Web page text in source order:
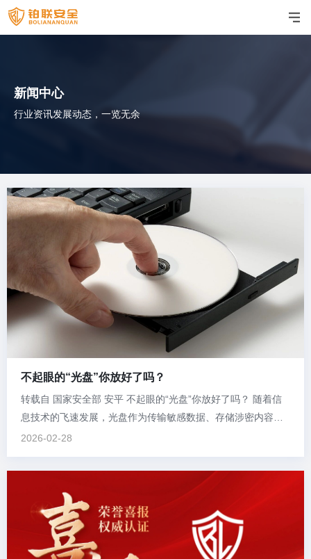
新闻中心
行业资讯发展动态，一览无余
不起眼的“光盘”你放好了吗？
转载自 国家安全部 安平 不起眼的“光盘”你放好了吗？ 随着信
息技术的飞速发展，光盘作为传输敏感数据、存储涉密内容的
重要载体，在政府机关、涉密单位及相关企业的日常工作中发
护设计，光盘使用更具“开放性”，使用过程中更需注意安全保
密。 光盘泄密的...
2026-02-28